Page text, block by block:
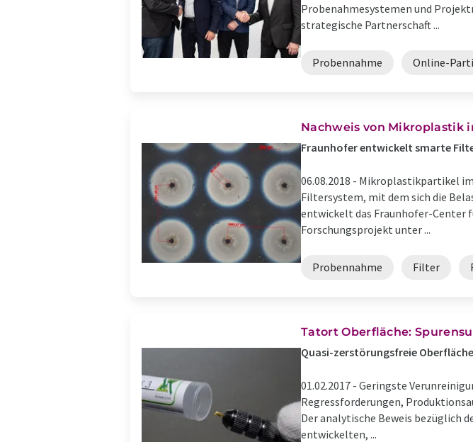
Probenahmesystemen und
strategische Partnerschaft ...
Probennahme Online-
Nachweis von Mikroplastik
Fraunhofer entwickelt smarte
06.08.2018 - Mikroplastikpartikel im
Filtersystem, mit dem sich die
entwickelt das Fraunhofer-Center
Forschungsprojekt unter ...
Probennahme Filter
Tatort Oberfläche:
Quasi-zerstörungsfreie
01.02.2017 - Geringste
Regressforderungen,
Der analytische Beweis bezüglich
entwickelten, ...